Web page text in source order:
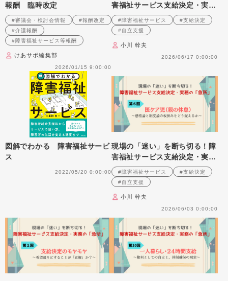
報酬 臨時改定
#審議会・検討会情報
#報酬改定
#介護報酬
#障害福祉サービス等報酬
けあサポ編集部
2026/01/15 9:00:00
害福祉サービス支給決定・実務
の「急所」 第７回 医ケア児
（夜間支給）～公平性の観点か
ら見た支給決定の重み～
#障害福祉サービス
#支給決定
#自立支援
小川 幹夫
2026/06/17 0:00:00
図解でわかる 障害福祉サービ
ス
2022/05/20 0:00:00
現場の「迷い」を断ち切る！障
害福祉サービス支給決定・実務
の「急所」 第6回 医ケア児
（親の休息）～感情論と制度論
の板挟みをどう捉えるか～
#障害福祉サービス
#支給決定
#自立支援
小川 幹夫
2026/06/03 0:00:00